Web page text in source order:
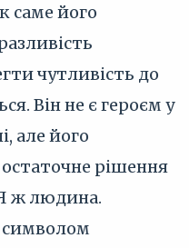
саме його
чутливість до
Він не є героєм у
але його
рішення
ж людина.